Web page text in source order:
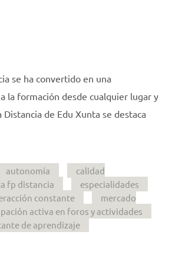
se ha convertido en una
la formación desde cualquier lugar y
de Edu Xunta se destaca
autonomía
calidad
fp distancia
especialidades
constante
mercado
activa en foros y actividades
de aprendizaje